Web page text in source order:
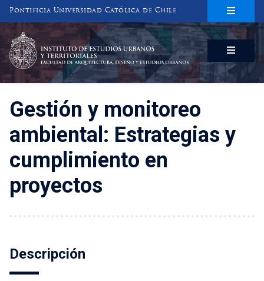
Pontificia Universidad Católica de Chile
INSTITUTO DE ESTUDIOS URBANOS
Y TERRITORIALES
FACULTAD DE ARQUITECTURA, DISEÑO Y ESTUDIOS URBANOS
Gestión y monitoreo
ambiental: Estrategias y
cumplimiento en
proyectos
Descripción